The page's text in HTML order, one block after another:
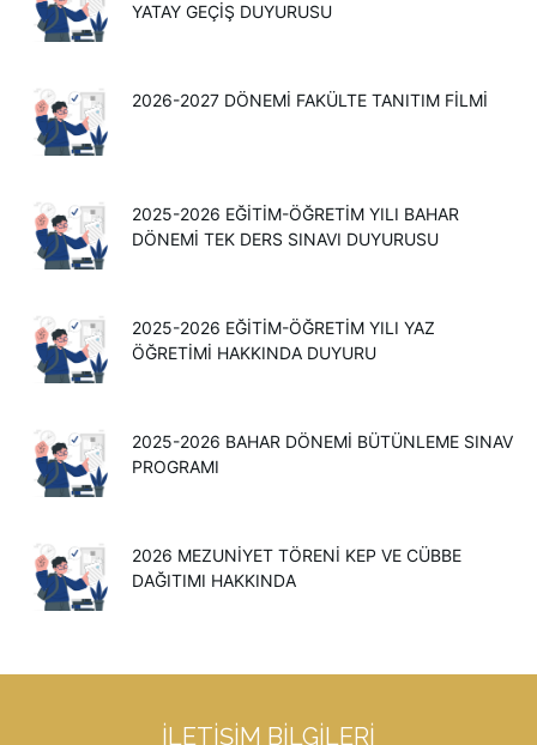
YATAY GEÇIŞ DUYURUSU
2026-2027 DÖNEMİ FAKÜLTE TANITIM FİLMİ
2025-2026 EĞITIM-ÖĞRETIM YILI BAHAR
DÖNEMI TEK DERS SINAVI DUYURUSU
2025-2026 EĞİTİM-ÖĞRETİM YILI YAZ
ÖĞRETİMİ HAKKINDA DUYURU
2025-2026 BAHAR DÖNEMİ BÜTÜNLEME SINAV
PROGRAMI
2026 MEZUNIYET TÖRENI KEP VE CÜBBE
DAĞITIMI HAKKINDA
İLETIŞIM BILGILERI